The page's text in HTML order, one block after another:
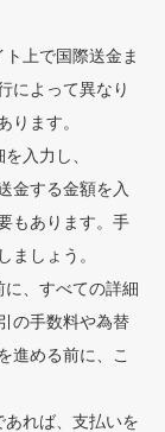
ト上で国際送金ま
によって異なり
ります。
入力し、
金する金額を入
もあります。手
ましょう。
、すべての詳細
の手数料や為替
進める前に、こ
れば、支払いを